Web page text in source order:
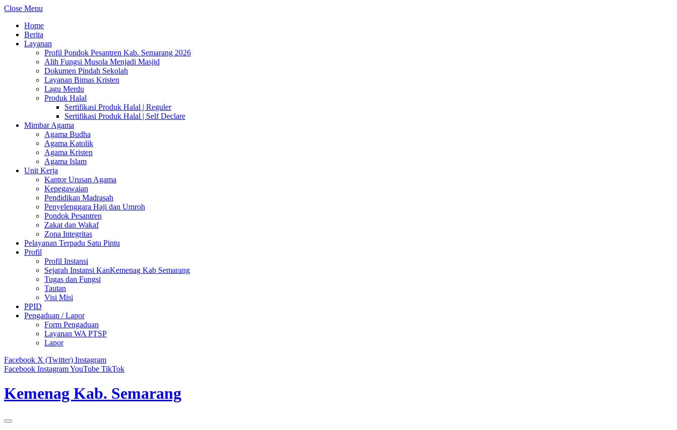
Close Menu
Home
Berita
Layanan
Profil Pondok Pesantren Kab. Semarang 2026
Alih Fungsi Musola Menjadi Masjid
Dokumen Pindah Sekolah
Layanan Bimas Kristen
Lagu Merdu
Produk Halal
Sertifikasi Produk Halal | Reguler
Sertifikasi Produk Halal | Self Declare
Mimbar Agama
Agama Budha
Agama Katolik
Agama Kristen
Agama Islam
Unit Kerja
Kantor Urusan Agama
Kepegawaian
Pendidikan Madrasah
Penyelenggara Haji dan Umroh
Pondok Pesantren
Zakat dan Wakaf
Zona Integritas
Pelayanan Terpadu Satu Pintu
Profil
Profil Instansi
Sejarah Instansi KanKemenag Kab Semarang
Tugas dan Fungsi
Tautan
Visi Misi
PPID
Pengaduan / Lapor
Form Pengaduan
Layanan WA PTSP
Lapor
Facebook X (Twitter) Instagram
Facebook InstagramYouTube TikTok
Kemenag Kab. Semarang